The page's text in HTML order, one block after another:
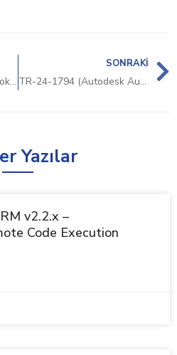
TR-24-1779 (JetBrains Çoklu Ürün Güvenlik Bildirimi)
SONRAKI
TR-24-1794 (Autodesk AutoCAD Güvenlik Bildirimi)
Yazılar
v2.2.x –
Code Execution